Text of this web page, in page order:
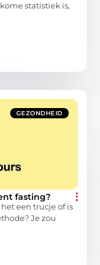
statistiek is,
GEZONDHEID
fasting?
een trucje of is
Je zou